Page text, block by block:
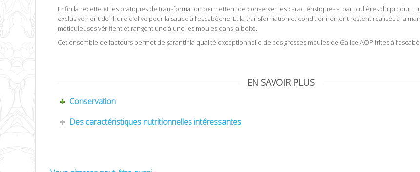
Enfin la recette et les pratiques de transformation permettent de conserver les caractéristiques si particulières du produit.
exclusivement de l’huile d’olive pour la sauce à l’escabèche. Et la transformation et conditionnement restent réalisés à la
méticuleuses vérifient et rangent une à une les moules dans la boite.
Cet ensemble de facteurs permet de garantir la qualité exceptionnelle de ces grosses moules de Galice AOP frites à
EN SAVOIR PLUS
Conservation
Des caractéristiques nutritionnelles intéressantes